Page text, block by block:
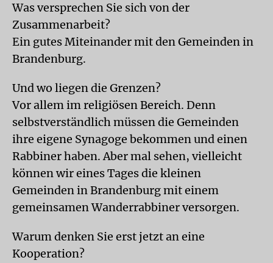
Was versprechen Sie sich von der
Zusammenarbeit?
Ein gutes Miteinander mit den Gemeinden in
Brandenburg.
Und wo liegen die Grenzen?
Vor allem im religiösen Bereich. Denn
selbstverständlich müssen die Gemeinden
ihre eigene Synagoge bekommen und einen
Rabbiner haben. Aber mal sehen, vielleicht
können wir eines Tages die kleinen
Gemeinden in Brandenburg mit einem
gemeinsamen Wanderrabbiner versorgen.
Warum denken Sie erst jetzt an eine
Kooperation?